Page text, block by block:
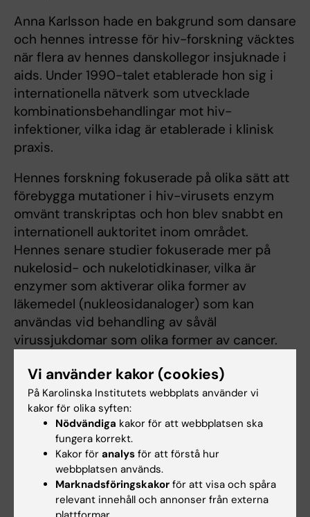
Anna Karlsson hade en bakgrund som dansare
och hennes intresse för hiv-forskning väcktes
när flera av hennes danskollegor insjuknade i
aids. Under 1990-talet etablerade hon sig i
internationella nätverk som utvecklade
kombinationsbehandlingar mot hiv-
infektioner, vilka idag är etablerade i klinisk
praxis.
Hennes forskning fokuserade på olika sätt att
förebygga mutationer i hiv-virusets enzym
omvänt transkriptas och hon blev snabbt en
internationell auktoritet inom området.
Hennes senare studier fokuserade mer på
nukelosid- och nukelotidkinaser, vilka är
enzymer som aktiverar olika former av
läkemedel (nukleosidanaloger) som kan
användas vid behandling av såväl
virussjukdomar som olika former av cancer.
Anna Karlsson studerade dessa enzymer på
både biokemisk nivå och i musmodeller. Det
arbetet förde henne särskilt vidare till
forskning om mitokondriella nukleosidkinaser
och deras möjliga roll som målenzymer för att
hämma tumörtillväxt. Med tiden riktade hon
allt större fokus mot cancerforskning och hon
var vetenskaplig sekreterare för
Vi använder kakor (cookies)
På Karolinska Institutets webbplats använder vi
kakor för olika syften:
Nödvändiga kakor för att webbplatsen ska
fungera korrekt.
Kakor för analys för att förstå hur
webbplatsen används.
Marknadsföringskakor för att visa och spåra
relevant innehåll och annonser från externa